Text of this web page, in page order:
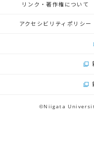
リンク・著作権について
アクセシビリティポリシー
©Niigata